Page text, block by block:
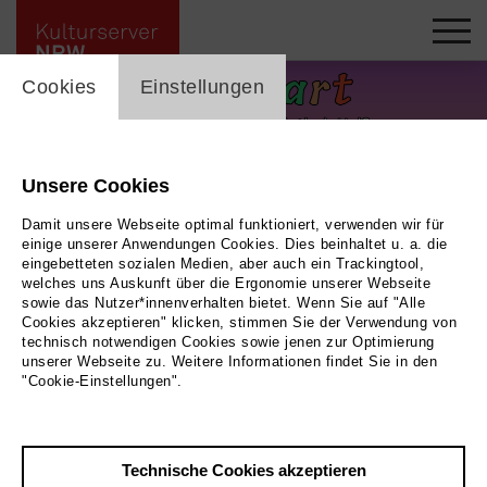
Lesestart in der Schul- und Stadtteilbibliothek Heißen
Übersicht
cookie_layer
Cookies Einstellungen
Unsere Cookies
Damit unsere Webseite optimal funktioniert, verwenden wir für
einige unserer Anwendungen Cookies. Dies beinhaltet u. a. die
eingebetteten sozialen Medien, aber auch ein Trackingtool,
welches uns Auskunft über die Ergonomie unserer Webseite
sowie das Nutzer*innenverhalten bietet. Wenn Sie auf "Alle
Cookies akzeptieren" klicken, stimmen Sie der Verwendung von
technisch notwendigen Cookies sowie jenen zur Optimierung
unserer Webseite zu. Weitere Informationen findet Sie in den
"Cookie-Einstellungen".
Technische Cookies akzeptieren